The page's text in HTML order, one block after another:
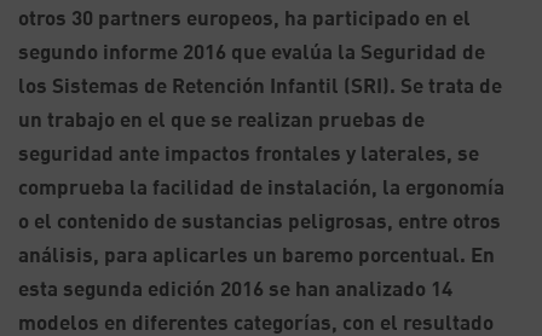
otros 30 partners europeos, ha participado en el
segundo informe 2016 que evalúa la Seguridad de
los Sistemas de Retención Infantil (SRI). Se trata de
un trabajo en el que se realizan pruebas de
seguridad ante impactos frontales y laterales, se
comprueba la facilidad de instalación, la ergonomía
o el contenido de sustancias peligrosas, entre otros
análisis, para aplicarles un baremo porcentual. En
esta segunda edición 2016 se han analizado 14
modelos en diferentes categorías, con el resultado